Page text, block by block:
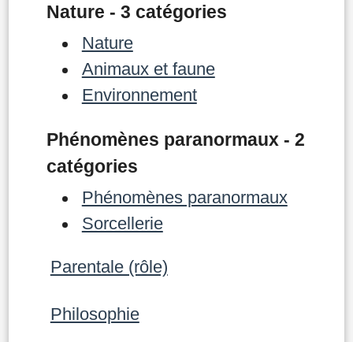
Nature - 3 catégories
Nature
Animaux et faune
Environnement
Phénomènes paranormaux - 2
catégories
Phénomènes paranormaux
Sorcellerie
Parentale (rôle)
Philosophie